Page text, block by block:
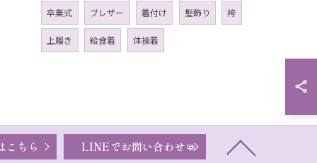
卒業式 ブレザー 着付け 髪飾り 袴
上履き 給食着 体操着
こちら LINEでお問い合わせ